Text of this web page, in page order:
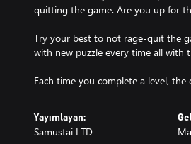
quitting the game. Are you up for
Try your best to not rage-quit the
with new puzzle every time all with
Each time you complete a level,
Yayımlayan:
Samustai LTD